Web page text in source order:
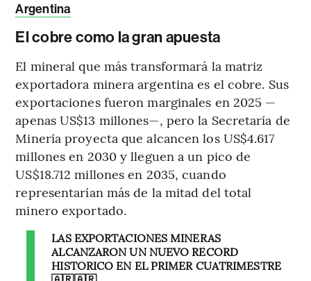
Argentina
El cobre como la gran apuesta
El mineral que más transformará la matriz
exportadora minera argentina es el cobre. Sus
exportaciones fueron marginales en 2025 —
apenas US$13 millones—, pero la Secretaría de
Minería proyecta que alcancen los US$4.617
millones en 2030 y lleguen a un pico de
US$18.712 millones en 2035, cuando
representarían más de la mitad del total
minero exportado.
LAS EXPORTACIONES MINERAS
ALCANZARON UN NUEVO RÉCORD
HISTÓRICO EN EL PRIMER CUATRIMESTRE